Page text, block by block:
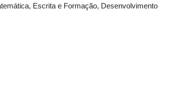
Escrita e Formação, Desenvolvimento